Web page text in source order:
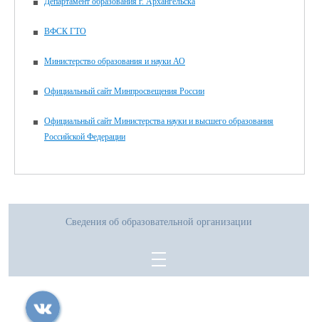
ВФСК ГТО
Министерство образования и науки АО
Официальный сайт Минпросвещения России
Официальный сайт Министерства науки и высшего образования
Российской Федерации
Сведения об образовательной организации